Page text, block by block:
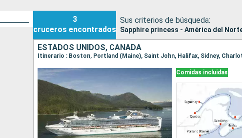
3
cruceros encontrados
Sus criterios de búsqueda:
Sapphire princess - América del
ESTADOS UNIDOS, CANADÁ
Itinerario : Boston, Portland (Maine), Saint John, Halifax, Sidney,
Comidas incluidas